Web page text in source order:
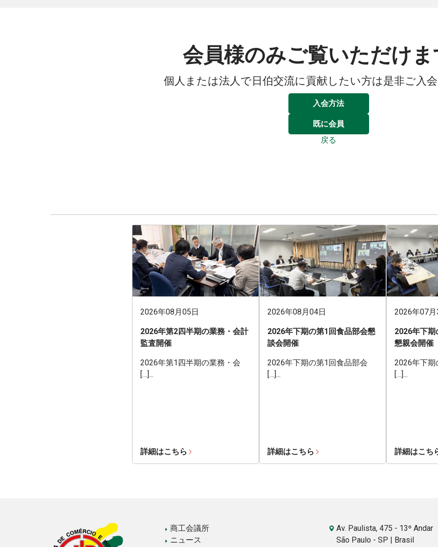
会員様のみご覧いただけ
個人または法人で日伯交流に貢献したい方は是非ご入
入会方法
既に会員
戻る
2026年08月05日
2026年第2四半期の業務・会計
監査開催
2026年第1四半期の業務・会
[…]...
詳細はこちら
2026年08月04日
2026年下期の第1回食品部会懇
談会開催
2026年下期の第1回食品部会
[…]...
詳細はこちら
2026年07
2026年下
懇親会開催
2026年下期
[…]...
詳細はこち
商工会議所
ニュース
Av. Paulista, 475 - 13º Andar
São Paulo - SP | Brasil